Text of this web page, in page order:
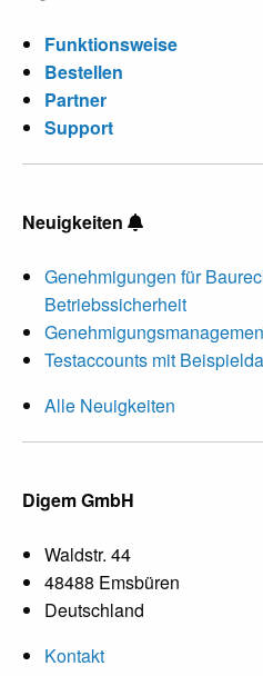
Funktionsweise
Bestellen
Partner
Support
Neuigkeiten
Genehmigungen für
Betriebssicherheit
Testaccounts mit
Alle Neuigkeiten
Digem GmbH
Waldstr. 44
48488 Emsbüren
Deutschland
Kontakt